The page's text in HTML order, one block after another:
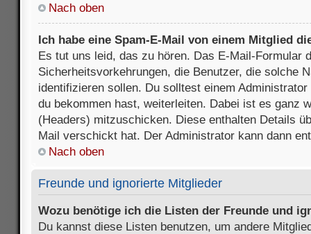
Nach oben
Ich habe eine Spam-E-Mail von einem Mitglied
Es tut uns leid, das zu hören. Das E-Mail-Formular
Sicherheitsvorkehrungen, die Benutzer, die solche
identifizieren sollen. Du solltest einem
du bekommen hast, weiterleiten. Dabei ist es ganz
(Headers) mitzuschicken. Diese enthalten Details
Mail verschickt hat. Der Administrator kann dann
Nach oben
Freunde und ignorierte Mitglieder
Wozu benötige ich die Listen der Freunde und
Du kannst diese Listen benutzen, um andere